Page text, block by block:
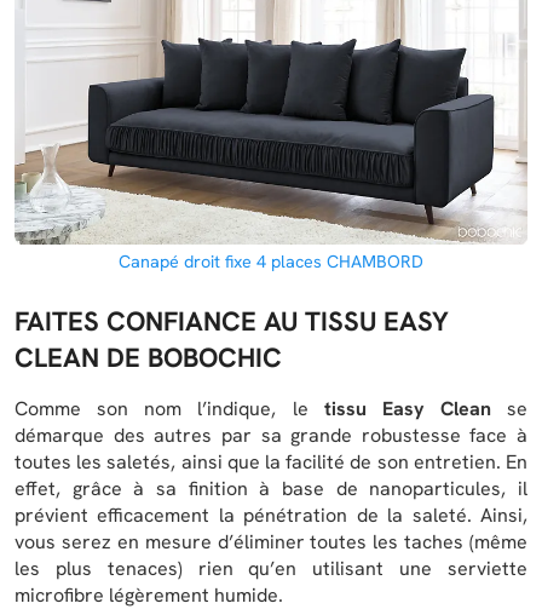
Canapé droit fixe 4 places CHAMBORD
FAITES CONFIANCE AU TISSU EASY
CLEAN DE BOBOCHIC
Comme son nom l’indique, le tissu Easy Cleanse
démarque des autres par sa grande robustesse face à
toutes les saletés, ainsi que la facilité de son entretien. En
effet, grâce à sa finition à base de nanoparticules, il
prévient efficacement la pénétration de la saleté. Ainsi,
vous serez en mesure d’éliminer toutes les taches (même
les plus tenaces) rien qu’en utilisant une serviette
microfibre légèrement humide.